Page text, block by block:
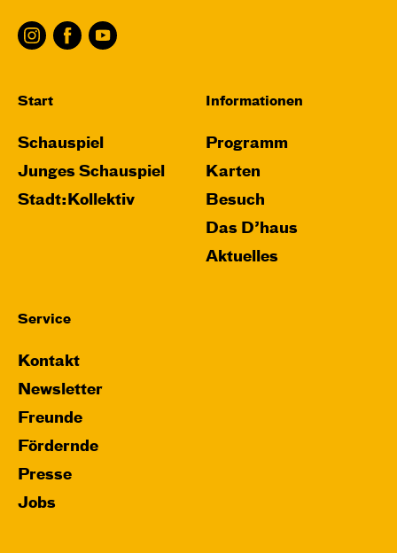
Start
Schauspiel
Junges Schauspiel
Stadt:Kollektiv
Informationen
Programm
Karten
Besuch
Das D’haus
Aktuelles
Service
Kontakt
Newsletter
Freunde
Fördernde
Presse
Jobs